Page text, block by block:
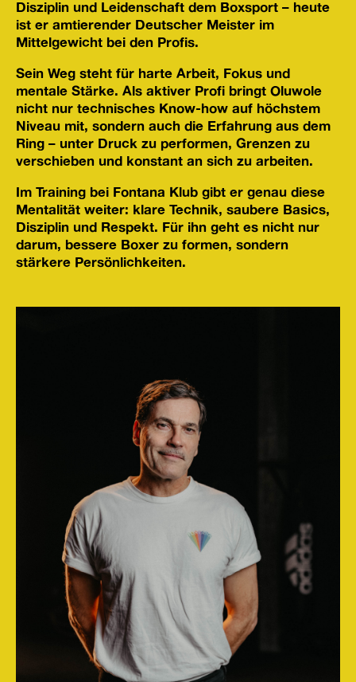
Disziplin und Leidenschaft dem Boxsport – heute
ist er amtierender Deutscher Meister im
Mittelgewicht bei den Profis.
Sein Weg steht für harte Arbeit, Fokus und
mentale Stärke. Als aktiver Profi bringt Oluwole
nicht nur technisches Know-how auf höchstem
Niveau mit, sondern auch die Erfahrung aus dem
Ring – unter Druck zu performen, Grenzen zu
verschieben und konstant an sich zu arbeiten.
Im Training bei Fontana Klub gibt er genau diese
Mentalität weiter: klare Technik, saubere Basics,
Disziplin und Respekt. Für ihn geht es nicht nur
darum, bessere Boxer zu formen, sondern
stärkere Persönlichkeiten.